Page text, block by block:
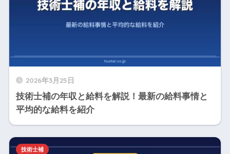
2026年3月25日
技術士補の年収と給料を解説！最新の給料事情と
平均的な給料を紹介
技術士補